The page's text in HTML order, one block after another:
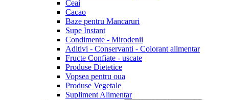
Ceai
Cacao
Baze pentru Mancaruri
Supe Instant
Condimente - Mirodenii
Aditivi - Conservanti - Colorant alimentar
Fructe Confiate - uscate
Produse Dietetice
Vopsea pentru oua
Produse Vegetale
Supliment Alimentar